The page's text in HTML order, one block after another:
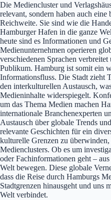
Die Mediencluster und
relevant, sondern haben auch eine
Reichweite. Sie sind wie die
Hamburger Hafen in die ganze
heute sind es Informationen und
Medienunternehmen operieren
verschiedenen Sprachen
Publikum. Hamburg ist somit ein
Informationsfluss. Die Stadt zieht
den interkulturellen Austausch,
Medieninhalte widerspiegelt.
um das Thema Medien machen
internationale Branchenexperten
Austausch über globale Trends
relevante Geschichten für ein
kulturelle Grenzen zu
Medienclusters. Ob es um
oder Fachinformationen geht –
Welt bewegen. Diese globale
dass die Reise durch Hamburgs
Stadtgrenzen hinausgeht und uns
Welt verbindet.